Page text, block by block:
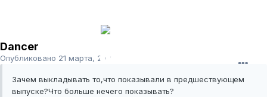
Dancer
Опубликовано 21 марта, 2015
Зачем выкладывать то,что показывали в предшествующем
выпуске?Что больше нечего показывать?